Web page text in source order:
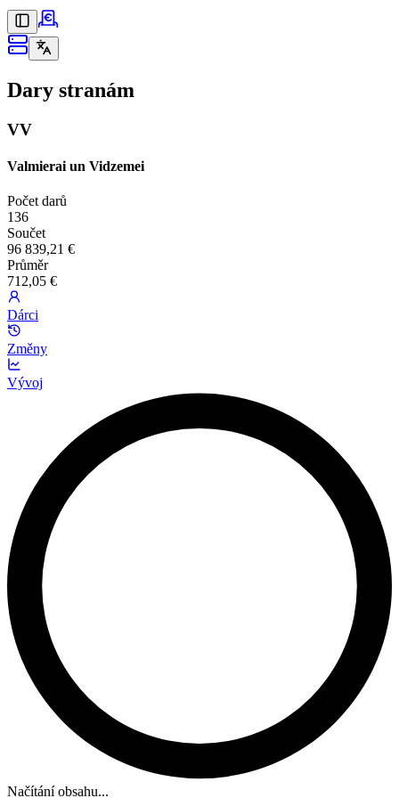
Dary stranám
VV
Valmierai un Vidzemei
Počet darů
136
Součet
96 839,21 €
Průměr
712,05 €
Dárci
Změny
Vývoj
Načítání obsahu...